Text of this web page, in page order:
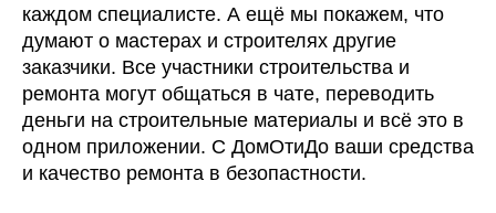
каждом специалисте. А ещё мы покажем, что
думают о мастерах и строителях другие
заказчики. Все участники строительства и
ремонта могут общаться в чате, переводить
деньги на строительные материалы и всё это в
одном приложении. С ДомОтиДо ваши средства
и качество ремонта в безопастности.